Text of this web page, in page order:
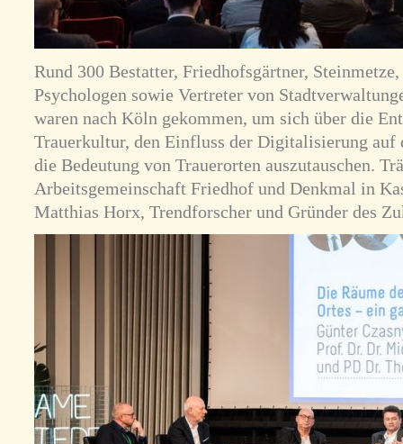
Rund 300 Bestatter, Friedhofsgärtner,
Psychologen sowie Vertreter von
waren nach Köln gekommen, um sich über die
Trauerkultur, den Einfluss der Digitalisierung auf
die Bedeutung von Trauerorten auszutauschen.
Arbeitsgemeinschaft Friedhof und Denkmal in
Matthias Horx, Trendforscher und Gründer des